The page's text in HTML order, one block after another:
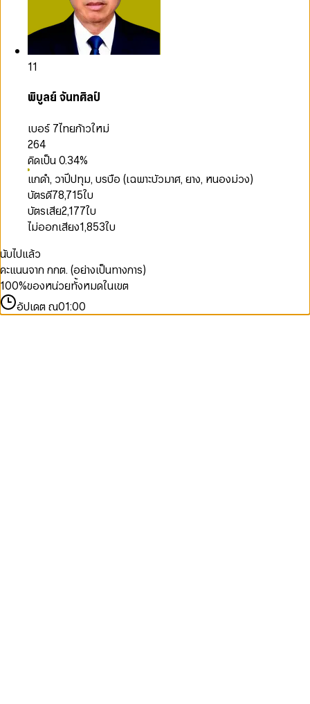
11
พิบูลย์ จันทศิลป์
เบอร์ 7ไทยก้าวใหม่
264
คิดเป็น0.34%
แกดำ, วาปีปทุม, บรบือ (เฉพาะบัวมาศ, ยาง, หนองม่วง)
บัตรดี78,715ใบ
บัตรเสีย2,177ใบ
ไม่ออกเสียง1,853ใบ
นับไปแล้ว
คะแนนจาก กกต. (อย่างเป็นทางการ)
100%ของหน่วยทั้งหมดในเขต
อัปเดต ณ01:00